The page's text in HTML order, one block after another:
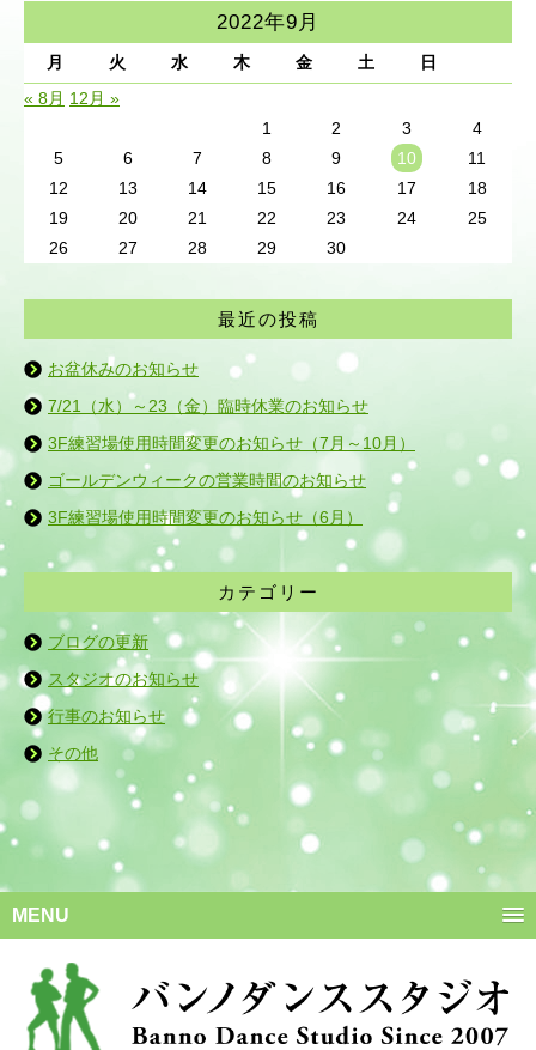
2022年9月
月 火 水 木 金 土
日
« 8月 12月 »
1
2 3
4
5
6 7 8 9 10
11
12
13 14 15 16 17
18
19
20 21 22 23 24
25
26
27 28 29 30
最近の投稿
お盆休みのお知らせ
7/21（水）～23（金）臨時休業のお知らせ
3F練習場使用時間変更のお知らせ（7月～10月）
ゴールデンウィークの営業時間のお知らせ
3F練習場使用時間変更のお知らせ（6月）
カテゴリー
ブログの更新
スタジオのお知らせ
行事のお知らせ
その他
MENU